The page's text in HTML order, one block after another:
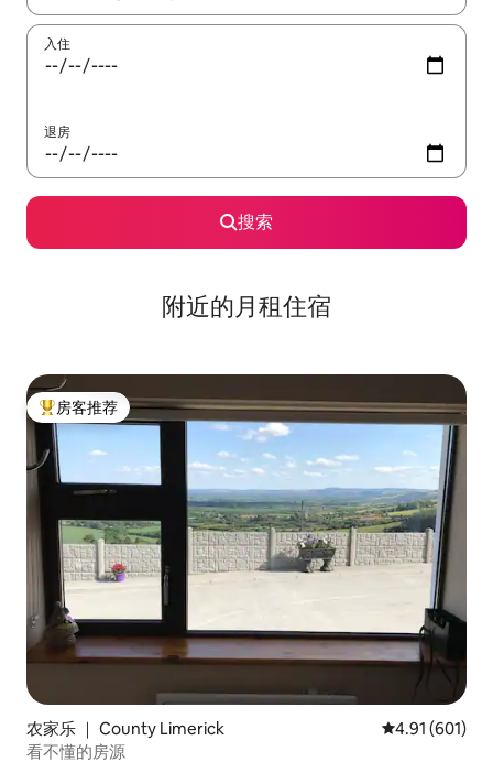
入住
退房
搜索
附近的月租住宿
热门「房客推荐」
房客推荐
农家乐 ｜ County Limerick 平均评分 4.91
4.91 (601)
看不懂的房源